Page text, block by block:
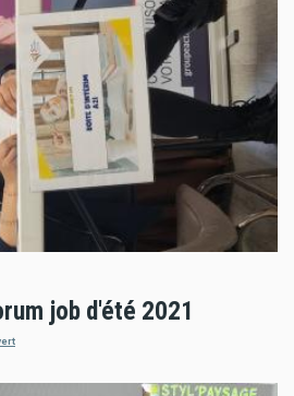
job d'été 2021